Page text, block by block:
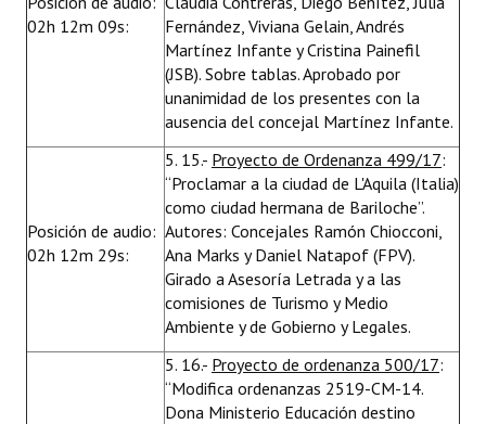
02h 12m 09s:
Fernández, Viviana Gelain, Andrés
Martínez Infante y Cristina Painefil
(JSB). Sobre tablas. Aprobado por
unanimidad de los presentes con la
ausencia del concejal Martínez Infante.
Posición de audio:
02h 12m 29s:
5. 15.- Proyecto de Ordenanza 499/17:
“Proclamar a la ciudad de L'Aquila (Italia)
como ciudad hermana de Bariloche”.
Autores: Concejales Ramón Chiocconi,
Ana Marks y Daniel Natapof (FPV).
Girado a Asesoría Letrada y a las
comisiones de Turismo y Medio
Ambiente y de Gobierno y Legales.
5. 16.- Proyecto de ordenanza 500/17:
“Modifica ordenanzas 2519-CM-14.
Dona Ministerio Educación destino